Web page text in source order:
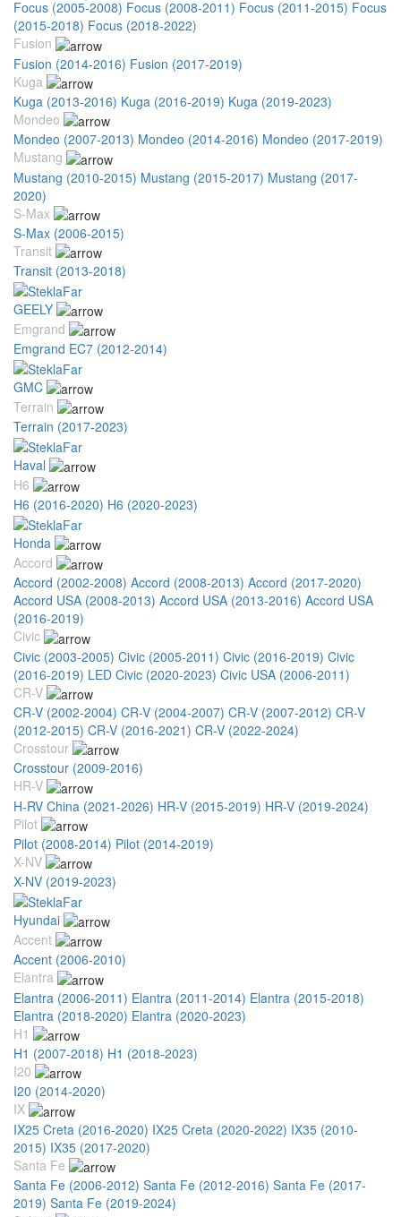
Focus (2005-2008) Focus (2008-2011) Focus (2011-2015) Focus
(2015-2018) Focus (2018-2022)
Fusion
Fusion (2014-2016) Fusion (2017-2019)
Kuga
Kuga (2013-2016) Kuga (2016-2019) Kuga (2019-2023)
Mondeo
Mondeo (2007-2013) Mondeo (2014-2016) Mondeo (2017-2019)
Mustang
Mustang (2010-2015) Mustang (2015-2017) Mustang (2017-
2020)
S-Max
S-Max (2006-2015)
Transit
Transit (2013-2018)
GEELY
Emgrand
Emgrand EC7 (2012-2014)
GMC
Terrain
Terrain (2017-2023)
Haval
H6
H6 (2016-2020) H6 (2020-2023)
Honda
Accord
Accord (2002-2008) Accord (2008-2013) Accord (2017-2020)
Accord USA (2008-2013) Accord USA (2013-2016) Accord USA
(2016-2019)
Civic
Civic (2003-2005) Civic (2005-2011) Civic (2016-2019) Civic
(2016-2019) LED Civic (2020-2023) Civic USA (2006-2011)
CR-V
CR-V (2002-2004) CR-V (2004-2007) CR-V (2007-2012) CR-V
(2012-2015) CR-V (2016-2021) CR-V (2022-2024)
Crosstour
Crosstour (2009-2016)
HR-V
H-RV China (2021-2026) HR-V (2015-2019) HR-V (2019-2024)
Pilot
Pilot (2008-2014) Pilot (2014-2019)
X-NV
X-NV (2019-2023)
Hyundai
Accent
Accent (2006-2010)
Elantra
Elantra (2006-2011) Elantra (2011-2014) Elantra (2015-2018)
Elantra (2018-2020) Elantra (2020-2023)
H1
H1 (2007-2018) H1 (2018-2023)
I20
I20 (2014-2020)
IX
IX25 Creta (2016-2020) IX25 Creta (2020-2022) IX35 (2010-
2015) IX35 (2017-2020)
Santa Fe
Santa Fe (2006-2012) Santa Fe (2012-2016) Santa Fe (2017-
2019) Santa Fe (2019-2024)